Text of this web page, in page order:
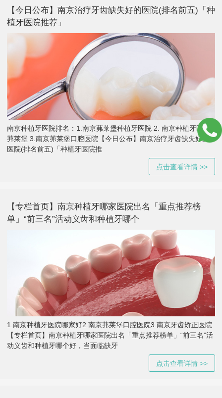
【今日公布】南京治疗牙齿缺失好的医院(排名前五)「种
植牙医院推荐」
南京种植牙医院排名：1.南京茀莱堡种植牙医院 2. 南京种植牙医院
茀莱堡 3.南京茀莱堡口腔医院【今日公布】南京治疗牙齿缺失好的
医院(排名前五)「种植牙医院推
点击查看详情 >>
【专栏首页】南京种植牙哪家医院出名「重点推荐榜
单」“前三名”活动义齿和种植牙哪个
1.南京种植牙医院哪家好2.南京茀莱堡口腔医院3.南京牙齿矫正医院
【专栏首页】南京种植牙哪家医院出名「重点推荐榜单」“前三名”活
动义齿和种植牙哪个好，当面临缺牙
点击查看详情 >>